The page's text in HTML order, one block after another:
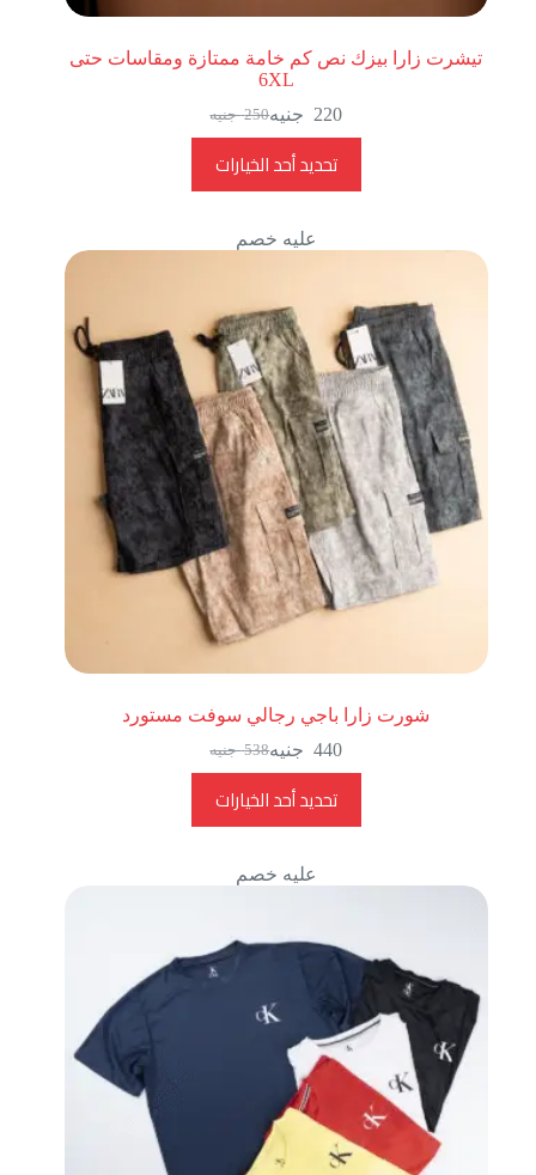
تيشرت زارا بيزك نص كم خامة ممتازة ومقاسات حتى
6XL
250 جنيه 220 جنيه
تحديد أحد الخيارات
عليه خصم
شورت زارا باجي رجالي سوفت مستورد
538 جنيه 440 جنيه
تحديد أحد الخيارات
عليه خصم